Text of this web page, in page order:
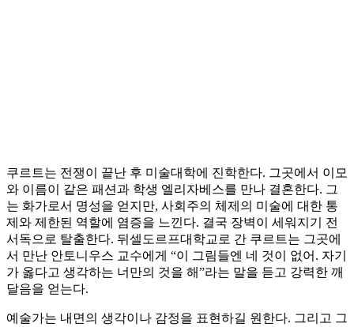
쿠르트는 전쟁이 끝난 후 미술대학에 진학한다. 그곳에서 이모
와 이름이 같은 패션과 학생 엘리자베스를 만나 결혼한다. 그
는 화가로서 명성을 얻지만, 사회주의 체제의 미술에 대한 통
제와 제한된 역할에 염증을 느낀다. 결국 장벽이 세워지기 전
서독으로 탈출한다. 뒤셀도르프대학교로 간 쿠르트는 그곳에
서 만난 안토니우스 교수에게 “이 그림들엔 네 것이 없어. 자기
가 옳다고 생각하는 너만의 것을 해”라는 말을 듣고 강력한 깨
달음을 얻는다.
예술가는 내면의 생각이나 감정을 표현하길 원한다. 그리고 그